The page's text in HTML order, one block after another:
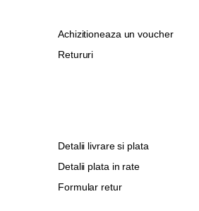
Achizitioneaza un voucher
Retururi
Detalii livrare si plata
Detalii plata in rate
Formular retur